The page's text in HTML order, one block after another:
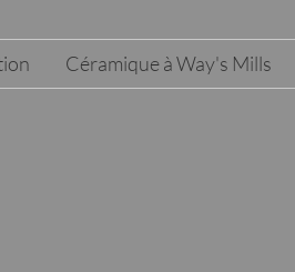
Céramique à Way's Mills